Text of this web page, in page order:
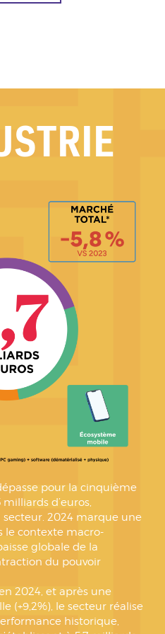
pour la cinquième
d’euros,
2024 marque une
le contexte macro-
globale de la
du pouvoir
2024, et après une
(+9,2%), le secteur réalise
historique,